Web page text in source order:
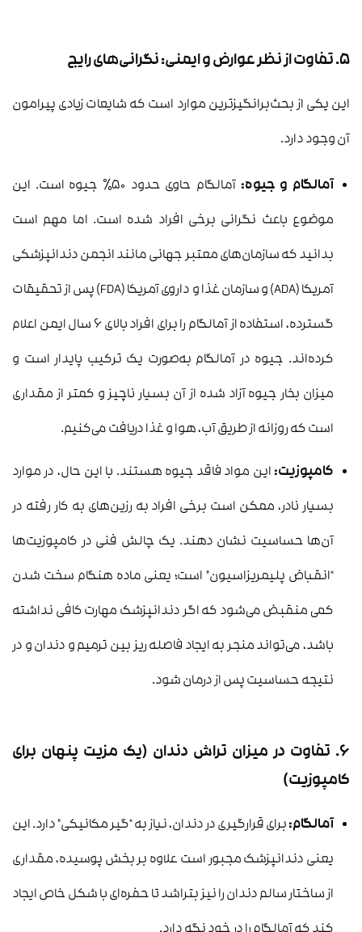
۵. تفاوت از نظر عوارض و ایمنی: نگرانی‌های رایج
این یکی از بحث‌برانگیزترین موارد است که شایعات زیادی پیرامون
آن وجود دارد.
آمالگام و جیوه:
آمالگام حاوی حدود ۵۰٪ جیوه است. این
موضوع باعث نگرانی برخی افراد شده است. اما مهم است
بدانید که سازمان‌های معتبر جهانی مانند انجمن دندانپزشکی
آمریکا (ADA) و سازمان غذا و داروی آمریکا (FDA) پس از تحقیقات
گسترده، استفاده از آمالگام را برای افراد بالای ۶ سال ایمن اعلام
کرده‌اند. جیوه در آمالگام به‌صورت یک ترکیب پایدار است و
میزان بخار جیوه آزاد شده از آن بسیار ناچیز و کمتر از مقداری
است که روزانه از طریق آب، هوا و غذا دریافت می‌کنیم.
کامپوزیت: این مواد فاقد جیوه هستند. با این حال، در موارد
بسیار نادر، ممکن است برخی افراد به رزین‌های به کار رفته در
آن‌ها حساسیت نشان دهند. یک چالش فنی در کامپوزیت‌ها
“انقباض پلیمریزاسیون” است؛ یعنی ماده هنگام سخت شدن
کمی منقبض می‌شود که اگر دندانپزشک مهارت کافی نداشته
باشد، می‌تواند منجر به ایجاد فاصله ریز بین ترمیم و دندان و در
نتیجه حساسیت پس از درمان شود.
۶. تفاوت در میزان تراش دندان (یک مزیت پنهان برای
کامپوزیت)
آمالگام:برای قرارگیری در دندان، نیاز به “گیر مکانیکی” دارد. این
یعنی دندانپزشک مجبور است علاوه بر بخش پوسیده، مقداری
از ساختار سالم دندان را نیز بتراشد تا حفره‌ای با شکل خاص ایجاد